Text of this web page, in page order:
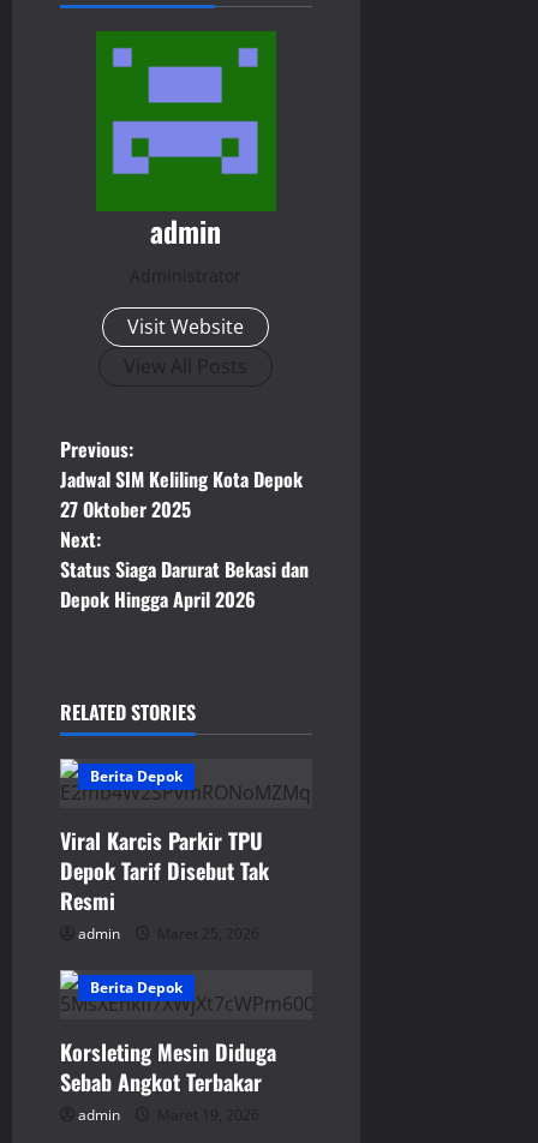
admin
Administrator
Visit Website
View All Posts
P
o
s
t
a
v
i
g
a
t
i
o
n
Previous:
Jadwal SIM Keliling Kota Depok
27 Oktober 2025
Next:
Status Siaga Darurat Bekasi dan
Depok Hingga April 2026
RELATED STORIES
Berita Depok
Viral Karcis Parkir TPU
Depok Tarif Disebut Tak
Resmi
admin Maret 25, 2026
Berita Depok
Korsleting Mesin Diduga
Sebab Angkot Terbakar
admin Maret 19, 2026